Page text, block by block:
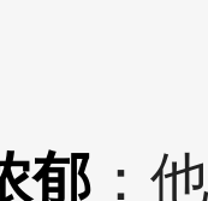
郁：